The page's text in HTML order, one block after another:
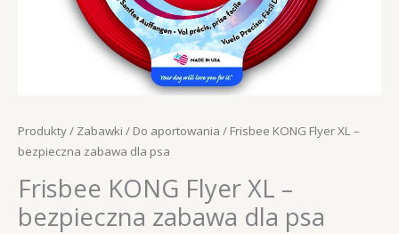
Produkty/ Zabawki / Do aportowania / Frisbee KONG Flyer XL –
bezpieczna zabawa dla psa
Frisbee KONG Flyer XL –
bezpieczna zabawa dla psa